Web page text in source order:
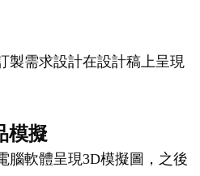
製需求設計在設計稿上呈現
模擬
腦軟體呈現3D模擬圖，之後